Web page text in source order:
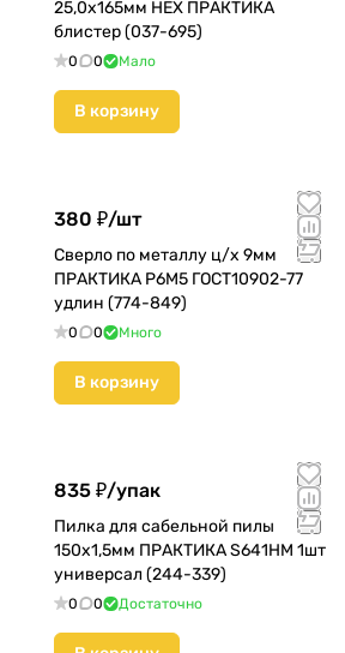
25,0х165мм HEX ПРАКТИКА
блистер (037-695)
0 0 Мало
В корзину
380 ₽/шт
Сверло по металлу ц/х 9мм
ПРАКТИКА Р6М5 ГОСТ10902-77
удлин (774-849)
0 0 Много
В корзину
835 ₽/упак
Пилка для сабельной пилы
150х1,5мм ПРАКТИКА S641HM 1шт
универсал (244-339)
0 0 Достаточно